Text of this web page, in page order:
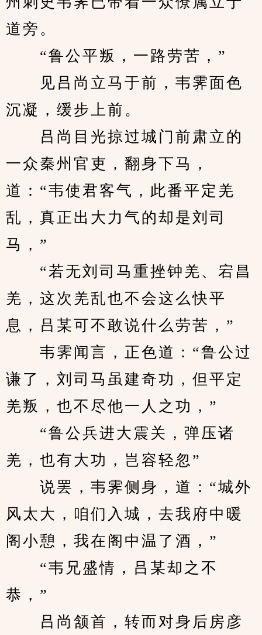
道旁。
“鲁公平叛，一路劳苦，”
见吕尚立马于前，韦霁面色
沉凝，缓步上前。
吕尚目光掠过城门前肃立的
一众秦州官吏，翻身下马，
道：“韦使君客气，此番平定羌
乱，真正出大力气的却是刘司
马，”
“若无刘司马重挫钟羌、宕昌
羌，这次羌乱也不会这么快平
息，吕某可不敢说什么劳苦，”
韦霁闻言，正色道：“鲁公过
谦了，刘司马虽建奇功，但平定
羌叛，也不尽他一人之功，”
“鲁公兵进大震关，弹压诸
羌，也有大功，岂容轻忽”
说罢，韦霁侧身，道：“城外
风太大，咱们入城，去我府中暖
阁小憩，我在阁中温了酒，”
“韦兄盛情，吕某却之不
恭，”
吕尚颔首，转而对身后房彦